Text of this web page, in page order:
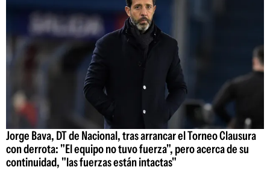
Jorge Bava, DT de Nacional, tras arrancar el Torneo Clausura
con derrota: "El equipo no tuvo fuerza", pero acerca de su
continuidad, "las fuerzas están intactas"